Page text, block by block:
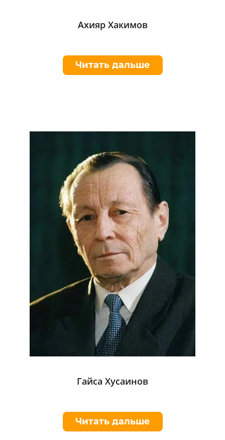
Ахияр Хакимов
Читать дальше
Гайса Хусаинов
Читать дальше